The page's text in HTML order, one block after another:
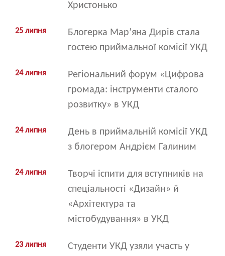
Христонько
25 липня
Блогерка Мар’яна Дирів стала
гостею приймальної комісії УКД
24 липня
Регіональний форум «Цифрова
громада: інструменти сталого
розвитку» в УКД
24 липня
День в приймальній комісії УКД
з блогером Андрієм Галиним
24 липня
Творчі іспити для вступників на
спеціальності «Дизайн» й
«Архітектура та
містобудування» в УКД
23 липня
Студенти УКД узяли участь у